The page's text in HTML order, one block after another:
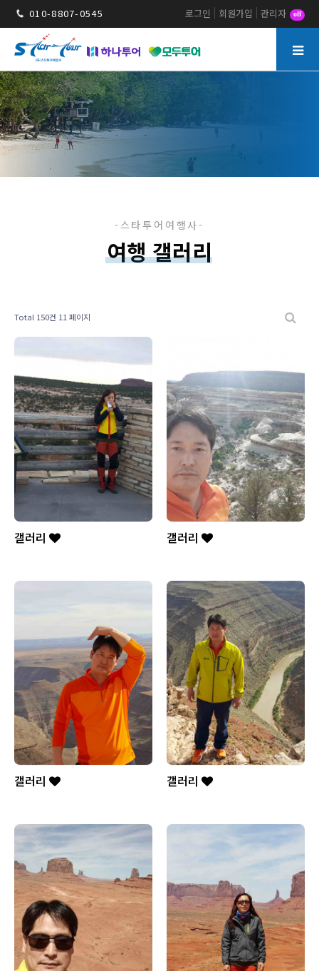
010-8807-0545 로그인 회원가입 관리자 off
여행 갤러리
Total 150건 11 페이지
갤러리 갤러리
갤러리 갤러리